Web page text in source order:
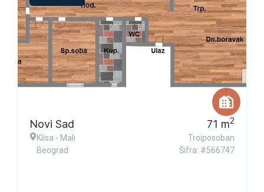
Novi Sad
Klisa - Mali
Beograd
71 m2
Troiposoban
Šifra: #566747